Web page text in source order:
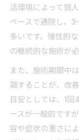
活環境によって個
ペースで通院し、
多いです。慢性的
の継続的な施術が
また、施術期間中
識することが、改
目安としては、1
ースが一般的です
容や症状の重さに